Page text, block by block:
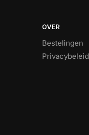
OVER
Bestelingen
Privacybeleid